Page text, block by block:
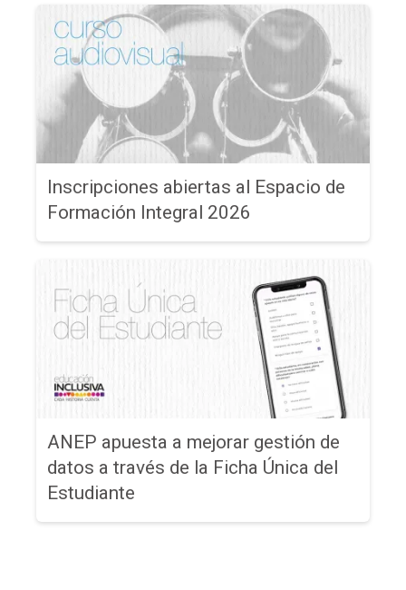
Inscripciones abiertas al Espacio de
Formación Integral 2026
ANEP apuesta a mejorar gestión de
datos a través de la Ficha Única del
Estudiante